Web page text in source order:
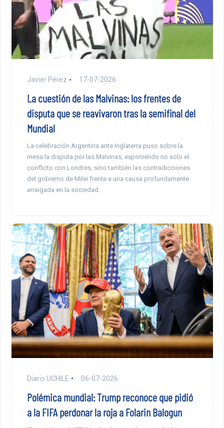
Javier Pérez 17-07-2026
La cuestión de las Malvinas: los frentes de
disputa que se reavivaron tras la semifinal del
Mundial
La celebración Argentina ante Inglaterra puso sobre la
mesa la disputa por las Malvinas, exponiendo no solo el
conflicto con Londres, sino también las contradicciones
del gobierno de Milei frente a una causa profundamente
arraigada en la sociedad.
Diario UCHILE 06-07-2026
Polémica mundial: Trump reconoce que pidió
a la FIFA perdonar la roja a Folarin Balogun